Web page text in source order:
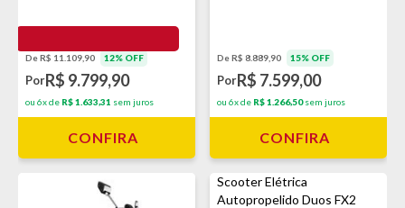
De R$ 11.109,90 12% OFF
PorR$ 9.799,90
ou 6x de R$ 1.633,31 sem juros
CONFIRA
De R$ 8.889,90 15% OFF
PorR$ 7.599,00
ou 6x de R$ 1.266,50sem juros
CONFIRA
Scooter Elétrica
Autopropelido Duos FX2